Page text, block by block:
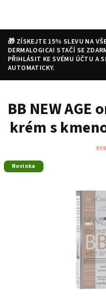
🎁 ZÍSKEJTE 15% SLEVU NA
DERMALOGICA! STAČÍ SE
PŘIHLÁSIT KE SVÉMU ÚČTU A
AUTOMATICKY.
BB NEW
krém s
Novinka